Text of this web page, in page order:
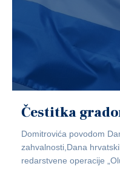
Čestitka
Domitrovića povodom
zahvalnosti,Dana
redarstvene operacije